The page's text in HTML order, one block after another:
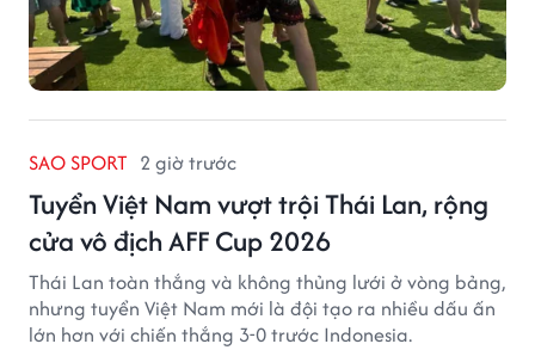
SAO SPORT 2 giờ trước
Tuyển Việt Nam vượt trội Thái Lan, rộng
cửa vô địch AFF Cup 2026
Thái Lan toàn thắng và không thủng lưới ở vòng bảng,
nhưng tuyển Việt Nam mới là đội tạo ra nhiều dấu ấn
lớn hơn với chiến thắng 3-0 trước Indonesia.